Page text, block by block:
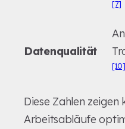
[7]
Datenqualität
[10]
Diese Zahlen
Arbeitsabläufe